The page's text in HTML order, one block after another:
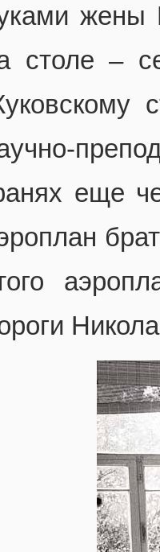
жены
столе –
еще